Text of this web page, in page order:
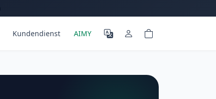
Kundendienst AIMY